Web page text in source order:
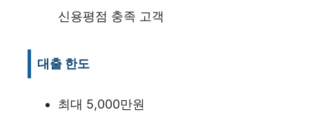
신용평점 충족 고객
대출 한도
최대 5,000만원